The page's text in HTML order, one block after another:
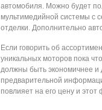
автомобиля. Можно будет
мультимедийной системы с
отделки. Дополнительно
Если говорить об
уникальных моторов пока
должны быть экономичнее и
предварительной
повлияет на его цену и